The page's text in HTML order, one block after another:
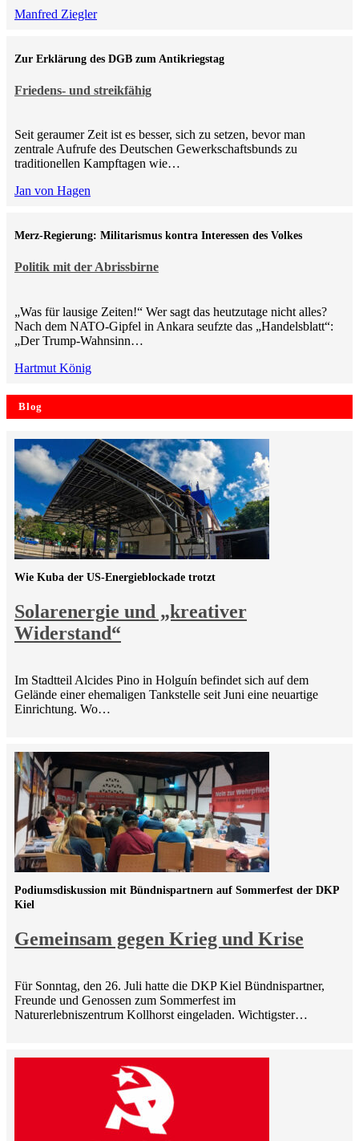
Manfred Ziegler
Friedens- und streikfähig
Zur Erklärung des DGB zum Antikriegstag
Seit geraumer Zeit ist es besser, sich zu setzen, bevor man
zentrale Aufrufe des Deutschen Gewerkschaftsbunds zu
traditionellen Kampftagen wie…
Jan von Hagen
Politik mit der Abrissbirne
Merz-Regierung: Militarismus kontra Inte­ressen des Volkes
„Was für lausige Zeiten!“ Wer sagt das heutzutage nicht alles?
Nach dem NATO-Gipfel in Ankara seufzte das „Handelsblatt“:
„Der Trump-Wahnsinn…
Hartmut König
Blog
Solarenergie und „kreativer
Widerstand“
Wie Kuba der US-Energieblockade trotzt
Im Stadtteil Alcides Pino in Holguín befindet sich auf dem
Gelände einer ehemaligen Tankstelle seit Juni eine neuartige
Einrichtung. Wo…
Gemeinsam gegen Krieg und Krise
Podiumsdiskussion mit Bündnispartnern auf Sommerfest der DKP
Kiel
Für Sonntag, den 26. Juli hatte die DKP Kiel Bündnispartner,
Freunde und Genossen zum Sommerfest im
Naturerlebniszentrum Kollhorst eingeladen. Wichtigster…